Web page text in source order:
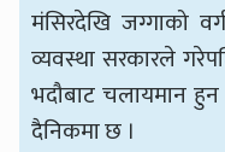
मंसिरदेखि जग्गाको
व्यवस्था सरकारले
भदौबाट चलायमान हुन
दैनिकमा छ ।